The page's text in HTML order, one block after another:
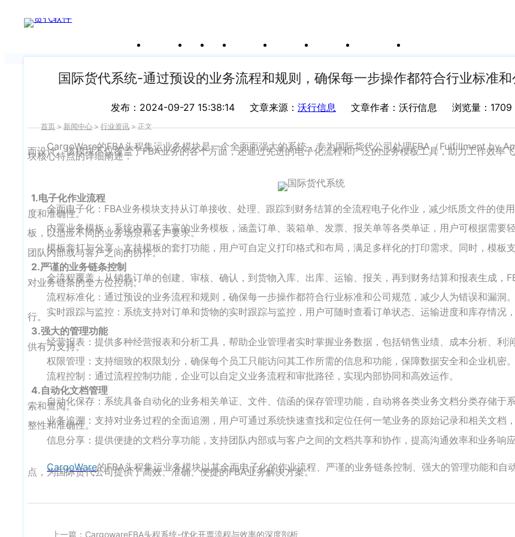
关于沃行 产品 价格 客户案例 新闻资讯 支持中心 运价与货盘
申请试用
产
国际货代系统-通过预设的业务流程和规则，确保每一步操作都符合行业标准
发布：2024-09-27 15:38:14 文章来源： 沃行信息 文章作者：沃行信息 浏览量：1709
首页>新闻中心>行业资讯>正文
CargoWare的FBA头程集运业务模块是一个全面而强大的系统，专为国际货代公司处理FBA（Fulfillment by
而设计。该模块不仅覆盖了FBA业务的各个方面，还通过先进的电子化流程和广泛的业务模板工具，助力工作效率
块核心特点的详细阐述：
1.电子化作业流程
全面电子化：FBA业务模块支持从订单接收、处理、跟踪到财务结算的全流程电子化作业，减少纸质文件的使
度和准确性。
内置业务模板：系统内置了丰富的业务模板，涵盖订单、装箱单、发票、报关单等各类单证，用户可根据需要
板，以适应不同的业务场景和客户要求。
模板套打与分享：支持模板的套打功能，用户可自定义打印格式和布局，满足多样化的打印需求。同时，模板
团队内部或与客户之间的协作。
2.严谨的业务链条控制
全流程覆盖：从销售订单的创建、审核、确认，到货物入库、出库、运输、报关，再到财务结算和报表生成，
对业务链条的全方位控制。
流程标准化：通过预设的业务流程和规则，确保每一步操作都符合行业标准和公司规范，减少人为错误和漏洞。
实时跟踪与监控：系统支持对订单和货物的实时跟踪与监控，用户可随时查看订单状态、运输进度和库存情况
行。
3.强大的管理功能
经营报表：提供多种经营报表和分析工具，帮助企业管理者实时掌握业务数据，包括销售业绩、成本分析、利
供有力支持。
权限管理：支持细致的权限划分，确保每个员工只能访问其工作所需的信息和功能，保障数据安全和企业机密。
流程控制：通过流程控制功能，企业可以自定义业务流程和审批路径，实现内部协同和高效运作。
4.自动化文档管理
自动化保存：系统具备自动化的业务相关单证、文件、信函的保存管理功能，自动将各类业务文档分类存储于
索和查阅。
业务追溯：支持对业务过程的全面追溯，用户可通过系统快速查找和定位任何一笔业务的原始记录和相关文档
整性和准确性。
信息分享：提供便捷的文档分享功能，支持团队内部或与客户之间的文档共享和协作，提高沟通效率和业务响应
CargoWare的FBA头程集运业务模块以其全面电子化的作业流程、严谨的业务链条控制、强大的管理功能和自
点，为国际货代公司提供了高效、准确、便捷的FBA业务解决方案。‍
上一篇：CargowareFBA头程系统-优化开票流程与效率的深度剖析